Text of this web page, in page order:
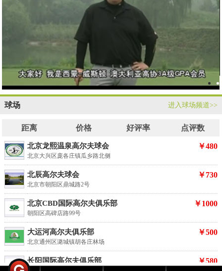
球场 进入球场频道>>
距离 价格 好评率 点评数
北京龙熙温泉高尔夫球会 ￥480
北京大兴区庞各庄镇瓜乡路北侧
北辰高尔夫球会 ￥ 730
北京市朝阳区鼎城路2号
北京CBD国际高尔夫俱乐部 ￥ 1000
朝阳区高碑店路99号
大运河高尔夫俱乐部 ￥500
北京通州区潞城镇胡各庄林场
长阳国际高尔夫俱乐部 ￥580